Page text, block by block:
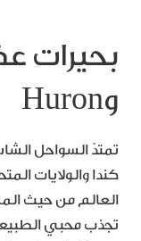
وHuron
كندا والولايات
العالم من حيث